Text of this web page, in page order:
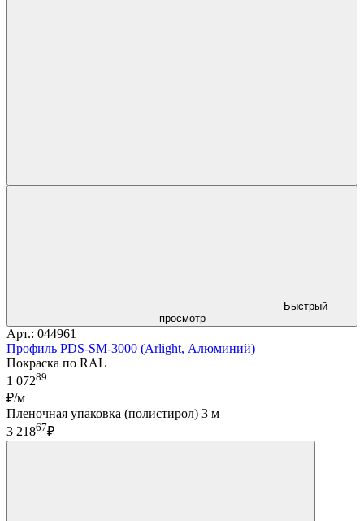
Быстрый
просмотр
Арт.: 044961
Профиль PDS-SM-3000 (Arlight, Алюминий)
Покраска по RAL
1 07289
₽/м
Пленочная упаковка (полистирол) 3 м
3 21867₽